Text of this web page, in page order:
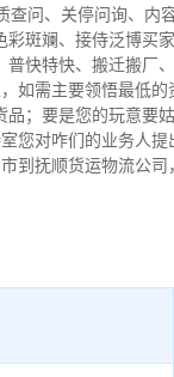
问、关停问询、内
斑斓、接侍泛博买
快特快、搬迁搬厂
如需主要领悟最低
；要是您的玩意要
您对咋们的业务人
到抚顺货运物流公